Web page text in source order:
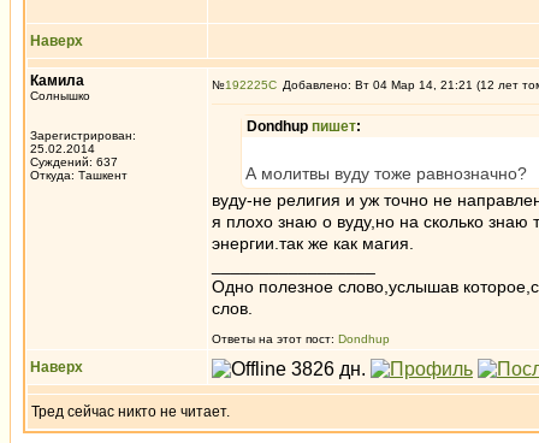
Наверх
Камила
Солнышко
Зарегистрирован:
25.02.2014
Суждений: 637
Откуда: Ташкент
№192225 Добавлено: Вт 04 Мар 14, 21:21 (12 лет
Dondhup пишет:
А молитвы вуду тоже равнозначно?
вуду-не религия и уж точно не
я плохо знаю о вуду,но на сколько знаю
энергии.так же как магия.
Одно полезное слово,услышав
слов.
Ответы на этот пост: Dondhup
Наверх
Тред сейчас никто не читает.